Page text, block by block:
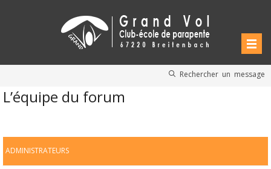
Rechercher un message
L’équipe du forum
ADMINISTRATEURS